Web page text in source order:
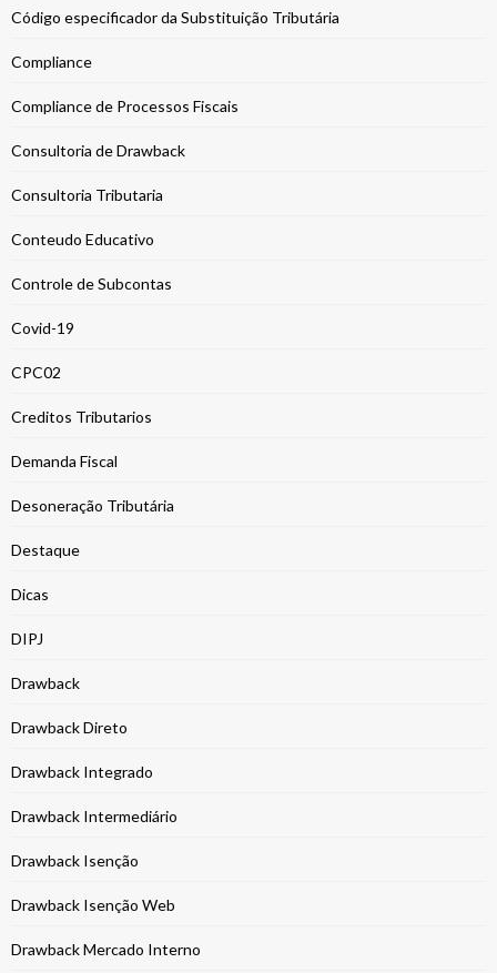
Código especificador da Substituição Tributária
Compliance
Compliance de Processos Fiscais
Consultoria de Drawback
Consultoria Tributaria
Conteudo Educativo
Controle de Subcontas
Covid-19
CPC02
Creditos Tributarios
Demanda Fiscal
Desoneração Tributária
Destaque
Dicas
DIPJ
Drawback
Drawback Direto
Drawback Integrado
Drawback Intermediário
Drawback Isenção
Drawback Isenção Web
Drawback Mercado Interno